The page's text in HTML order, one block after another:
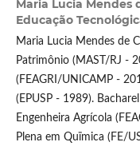
Maria Lucia Mendes
Educação
Maria Lucia Mendes de
Patrimônio (MAST/RJ -
(FEAGRI/UNICAMP -
(EPUSP - 1989).
Engenheira Agrícola
Plena em Quïmica (FE/